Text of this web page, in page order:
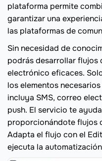
plataforma permite
garantizar una
las plataformas de
Sin necesidad de
podrás desarrollar flujos
electrónico eficaces.
los elementos
incluya SMS, correo
push. El servicio te
proporcionándote flujos
Adapta el flujo con el
ejecuta la